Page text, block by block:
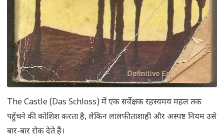
The Castle (Das Schloss) में एक सर्वेक्षक रहस्यमय महल तक
पहुँचने की कोशिश करता है, लेकिन लालफीताशाही और अस्पष्ट नियम उसे
बार-बार रोक देते हैं।